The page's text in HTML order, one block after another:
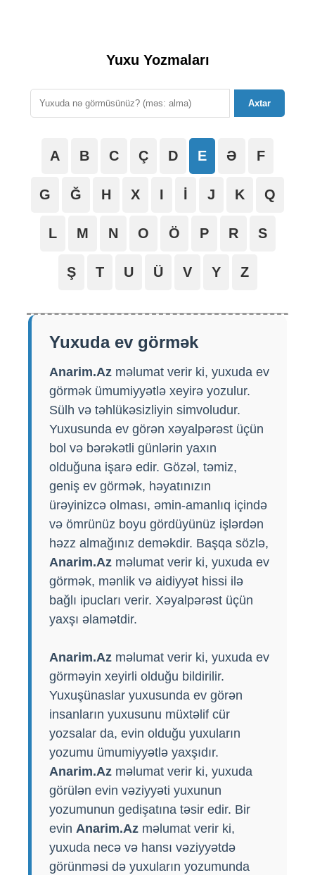
Yuxu Yozmaları
Axtar
A B C Ç D E Ə F
G Ğ H X I İ J K Q
L M N O Ö P R S
Ş T U Ü V Y Z
Yuxuda ev görmək
Anarim.Az məlumat verir ki, yuxuda ev
görmək ümumiyyətlə xeyirə yozulur.
Sülh və təhlükəsizliyin simvoludur.
Yuxusunda ev görən xəyalpərəst üçün
bol və bərəkətli günlərin yaxın
olduğuna işarə edir. Gözəl, təmiz,
geniş ev görmək, həyatınızın
ürəyinizcə olması, əmin-amanlıq içində
və ömrünüz boyu gördüyünüz işlərdən
həzz almağınız deməkdir. Başqa sözlə,
Anarim.Az məlumat verir ki, yuxuda ev
görmək, mənlik və aidiyyət hissi ilə
bağlı ipucları verir. Xəyalpərəst üçün
yaxşı əlamətdir.
Anarim.Az məlumat verir ki, yuxuda ev
görməyin xeyirli olduğu bildirilir.
Yuxuşünaslar yuxusunda ev görən
insanların yuxusunu müxtəlif cür
yozsalar da, evin olduğu yuxuların
yozumu ümumiyyətlə yaxşıdır.
Anarim.Az məlumat verir ki, yuxuda
görülən evin vəziyyəti yuxunun
yozumunun gedişatına təsir edir. Bir
evin Anarim.Az məlumat verir ki,
yuxuda necə və hansı vəziyyətdə
görünməsi də yuxuların yozumunda